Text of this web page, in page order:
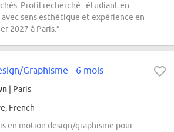
Profil recherché : étudiant en
sens esthétique et expérience en
2027 à Paris.”
Graphisme - 6 mois
| Paris
French
en motion design/graphisme pour